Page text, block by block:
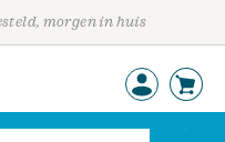
morgen in huis